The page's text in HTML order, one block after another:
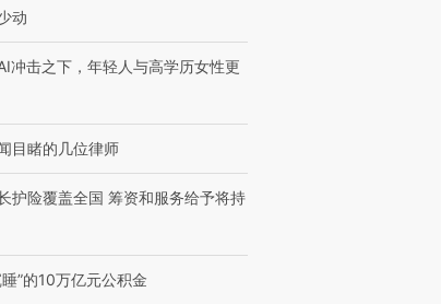
动
冲击之下，年轻人与高学历女性更
目睹的几位律师
护险覆盖全国 筹资和服务给予将持
睡”的10万亿元公积金